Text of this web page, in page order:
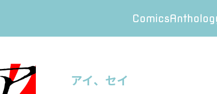
Comics
アイ、セイ